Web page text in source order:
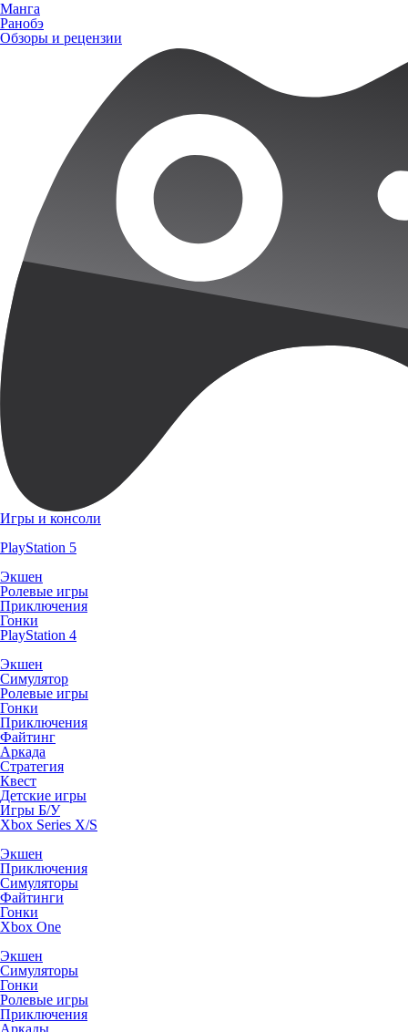
Манга
Ранобэ
Обзоры и рецензии
Игры и консоли
PlayStation 5
Экшен
Ролевые игры
Приключения
Гонки
PlayStation 4
Экшен
Симулятор
Ролевые игры
Гонки
Приключения
Файтинг
Аркада
Стратегия
Квест
Детские игры
Игры Б/У
Xbox Series X/S
Экшен
Приключения
Симуляторы
Файтинги
Гонки
Xbox One
Экшен
Симуляторы
Гонки
Ролевые игры
Приключения
Аркады